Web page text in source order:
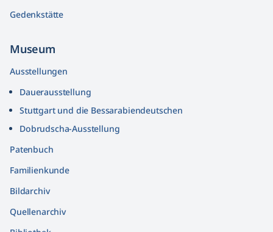
Gedenkstätte
Museum
Ausstellungen
Dauerausstellung
Stuttgart und die Bessarabiendeutschen
Dobrudscha­-Ausstellung
Patenbuch
Familienkunde
Bildarchiv
Quellenarchiv